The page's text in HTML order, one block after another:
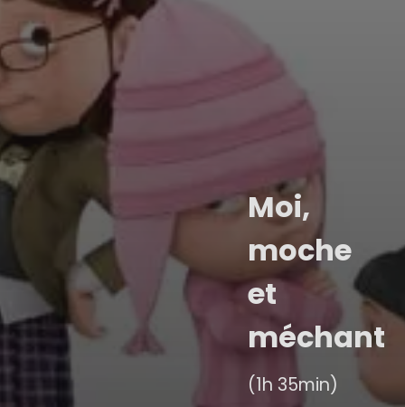
Moi,
moche
et
méchant
(1h 35min)